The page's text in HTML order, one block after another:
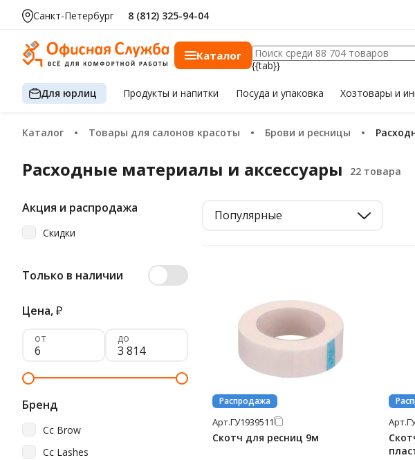
Санкт-Петербург 8 (812) 325-94-04
Каталог
{{tab}}
Для юрлиц Продуктыи напитки Посуда и упаковка Хозтоварыи
Каталог Товары для салонов красоты Брови и ресницы
Расходные материалы и аксессуары
Акция и распродажа
Скидки
Только в наличии
Цена,₽
от до
Бренд
Cc Brow
Cc Lashes
Популярные
Распродажа
Арт.ГУ1939511
Скотч для ресниц 9м
Арт.